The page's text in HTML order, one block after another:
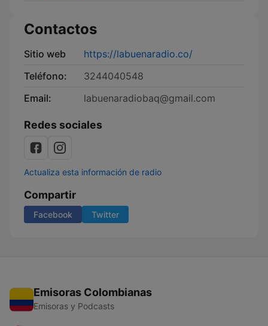
Contactos
Sitio web
https://labuenaradio.co/
Teléfono:
3244040548
Email:
labuenaradiobaq@gmail.com
Redes sociales
Actualiza esta información de radio
Compartir
Facebook Twitter
Emisoras Colombianas
Emisoras y Podcasts